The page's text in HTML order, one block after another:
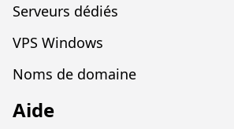
Serveurs dédiés
VPS Windows
Noms de domaine
Aide